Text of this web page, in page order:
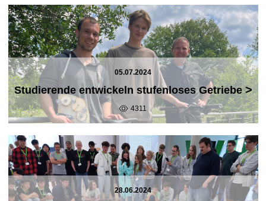
05.07.2024
Studierende entwickeln stufenloses Getriebe>
4311
28.06.2024